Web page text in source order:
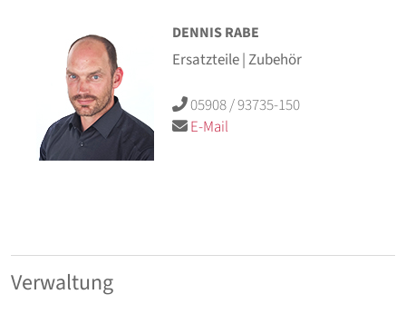
DENNIS RABE
Ersatzteile | Zubehör
05908 / 93735-150
E-Mail
Verwaltung